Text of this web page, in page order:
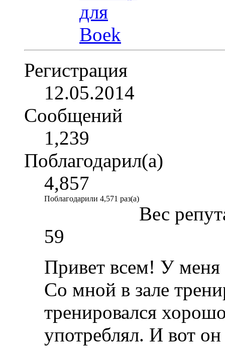
Регистрация
12.05.2014
Сообщений
1,239
Поблагодарил(а)
4,857
Поблагодарили 4,571 раз(а)
Вес
59
Привет всем! У меня
Со мной в зале
тренировался
употреблял. И вот